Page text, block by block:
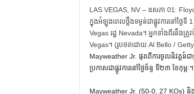
LAS VEGAS, NV – ឧសភា 01:
ក្នុងអំឡុងពេលថ្លឹងទម្ងន់ជាផ្លូវការនៅថ្ង
Vegas រដ្ឋ Nevada។ អ្នក​ទាំង​ពីរ​នឹង​ត្រូ
Vegas។ (រូបថតដោយ Al Bello /
Mayweather Jr. ផុត​ពី​ការ​ចូល​និវត្តន៍​ជ
ប្រកាស​ជា​ផ្លូវ​ការ​នៅ​ថ្ងៃ​ច័ន្ទ ទី​២៣ ខែ​កុម្ភៈ។
Mayweather Jr. (50-0, 27 KOs) និ